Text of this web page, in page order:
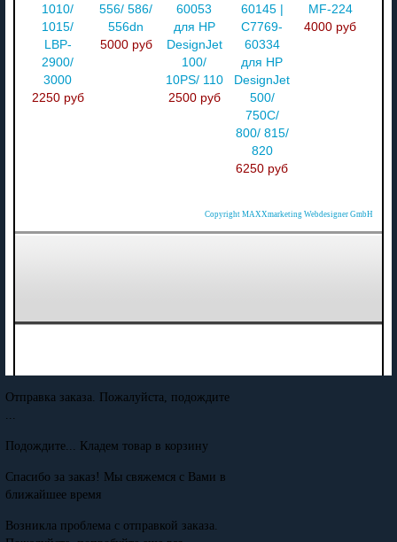
1010/
1015/
LBP-
2900/
3000
2250 руб
556/ 586/
556dn
5000 руб
60053
для HP
DesignJet
100/
10PS/ 110
2500 руб
60145 |
C7769-
60334
для HP
DesignJet
500/
750C/
800/ 815/
820
6250 руб
MF-224
4000 руб
Copyright MAXXmarketing Webdesigner GmbH
Отправка заказа. Пожалуйста, подождите
...
Подождите... Кладем товар в корзину
Спасибо за заказ! Мы свяжемся с Вами в
ближайшее время
Возникла проблема с отправкой заказа.